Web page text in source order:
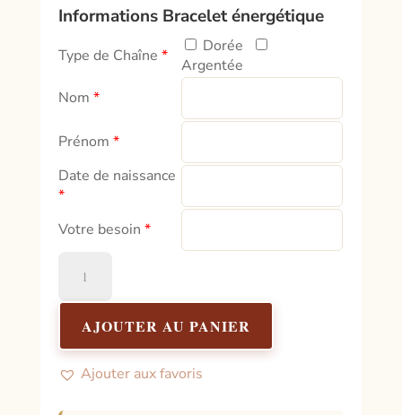
Informations Bracelet énergétique
Type de Chaîne *
Dorée
Argentée
Nom *
Prénom *
Date de naissance
*
Votre besoin *
Bracelet
énergétique
mesure
AJOUTER AU PANIER
Ajouter aux favoris